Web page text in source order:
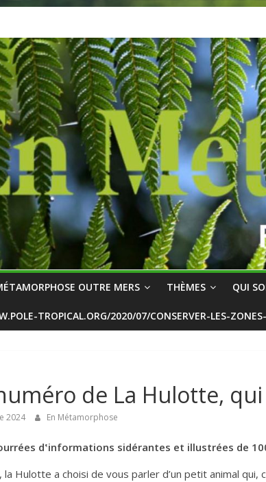
OUTRE MERS THÈMES QUI
TROPICAL.ORG/2020/07/CONSERVER-LES-
de La Hulotte,
2024 En Métamorphose
d‛informations sidérantes et illustrées de
Hulotte a choisi de vous parler d’un petit animal